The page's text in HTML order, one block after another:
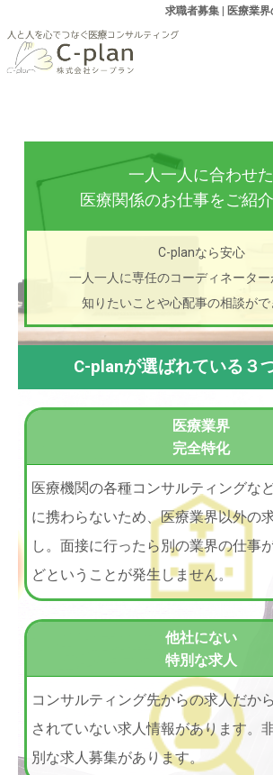
求職者募集 | 医療業界
一人一人に合わせた
医療関係のお仕事をご紹
C-planなら安心
一人一人に専任のコーディネータ
知りたいことや心配事の相談がで
C-planが選ばれている３
医療業界
完全特化
医療機関の各種コンサルティングな
に携わらないため、医療業界以外の
し。面接に行ったら別の業界の仕事
どということが発生しません。
他社にない
特別な求人
コンサルティング先からの求人だか
されていない求人情報があります。
別な求人募集があります。